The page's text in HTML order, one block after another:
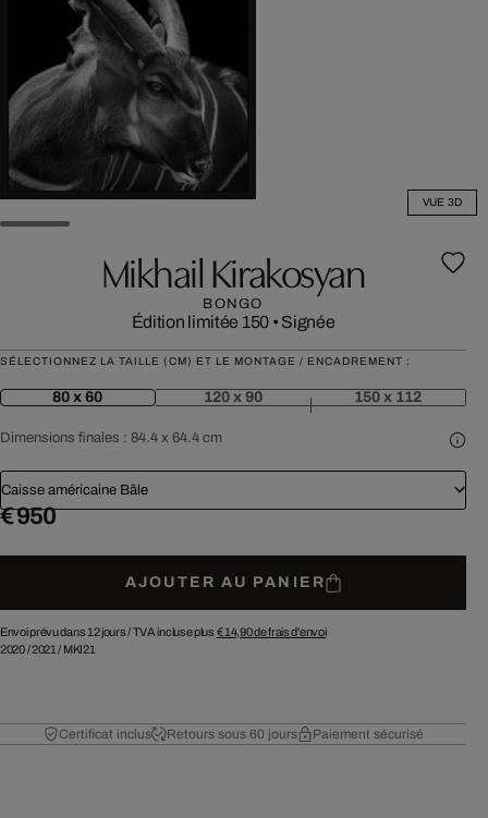
VUE 3D
Mikhail Kirakosyan
BONGO
Édition limitée 150 • Signée
SÉLECTIONNEZ LA TAILLE (CM) ET LE MONTAGE / ENCADREMENT :
80 x 60 120 x 90 150 x 112
Dimensions finales : 84.4 x 64.4 cm
Caisse américaine Bâle
€ 950
AJOUTER AU PANIER
Envoi prévu dans 12 jours /TVA incluse plus € 14,90de frais d'envoi
2020/2021 / MKI21
Certificat inclus Retours sous 60 jours Paiement sécurisé